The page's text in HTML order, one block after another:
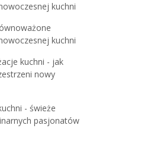
kuchni
kuchni
kuchni - jak
nowy
- świeże
pasjonatów